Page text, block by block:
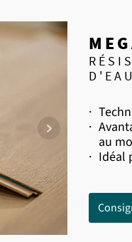
D'EAU
·
·
au
· Idéal